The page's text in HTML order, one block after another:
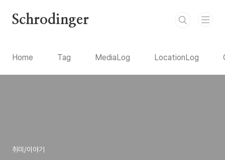
Schrodinger
Home Tag MediaLog LocationLog
취미/이야기